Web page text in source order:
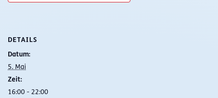
DETAILS
Datum:
5. Mai
Zeit:
16:00 - 22:00